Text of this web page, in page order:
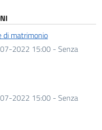
di matrimonio
2022 15:00 - Senza
2022 15:00 - Senza